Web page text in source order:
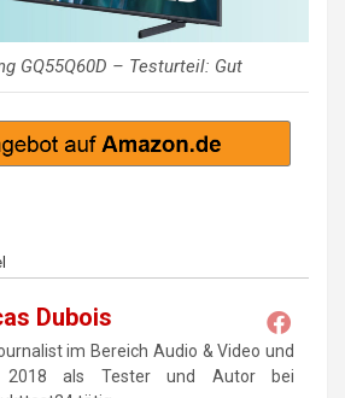
GQ55Q60D – Testurteil: Gut
Dubois
im Bereich Audio & Video und
2018 als Tester und Autor bei